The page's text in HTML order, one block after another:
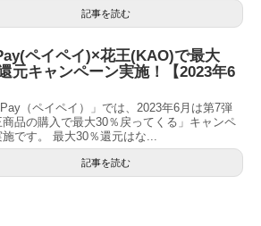
記事を読む
ペイペイ)×花王(KAO)で最大
元キャンペーン実施！【2023年6
（ペイペイ）」では、2023年6月は第7弾
商品の購入で最大30％戻ってくる」キャンペ
施です。 最大30％還元はな...
記事を読む